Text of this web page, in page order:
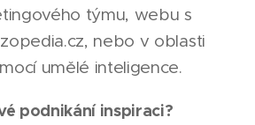
týmu, webu s
nebo v oblasti
umělé inteligence.
podnikání inspiraci?